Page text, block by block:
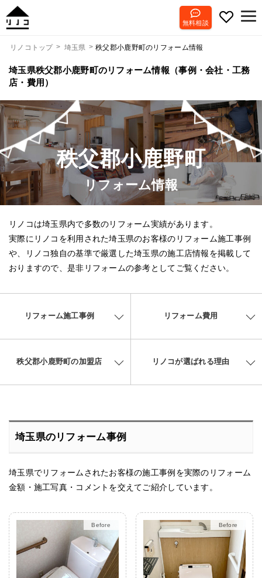
無料相談
リノコトップ 埼玉県 秩父郡小鹿野町のリフォーム情報
埼玉県秩父郡小鹿野町のリフォーム情報（事例・会社・工務
店・費用）
秩父郡小鹿野町
リフォーム情報
リノコは埼玉県内で多数のリフォーム実績があります。
実際にリノコを利用された埼玉県のお客様のリフォーム施工事例
や、リノコ独自の基準で厳選した埼玉県の施工店情報を掲載して
おりますので、是非リフォームの参考としてご覧ください。
リフォーム施工事例 リフォーム費用
秩父郡小鹿野町の加盟店 リノコが選ばれる理由
埼玉県のリフォーム事例
埼玉県でリフォームされたお客様の施工事例を実際のリフォーム
金額・施工写真・コメントを交えてご紹介しています。
After After